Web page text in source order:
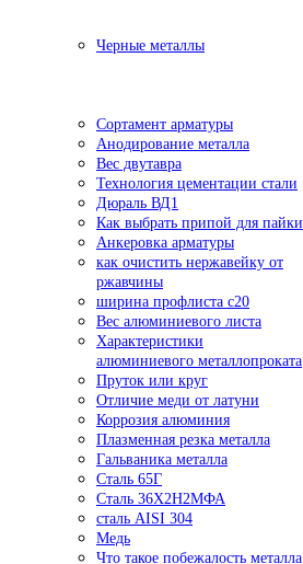
Черные металлы
Сортамент арматуры
Анодирование металла
Вес двутавра
Технология цементации стали
Дюраль ВД1
Как выбрать припой для пайки
Анкеровка арматуры
как очистить нержавейку от
ржавчины
ширина профлиста с20
Вес алюминиевого листа
Характеристики
алюминиевого металлопроката
Пруток или круг
Отличие меди от латуни
Коррозия алюминия
Плазменная резка металла
Гальваника металла
Сталь 65Г
Сталь 36Х2Н2МФА
сталь AISI 304
Медь
Что такое побежалость металла